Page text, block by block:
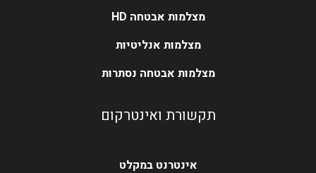
מצלמות אבטחה HD
מצלמות אנליטיות
מצלמות אבטחה נסתרות
תקשורת ואינטרקום
אינטרנט במקלט